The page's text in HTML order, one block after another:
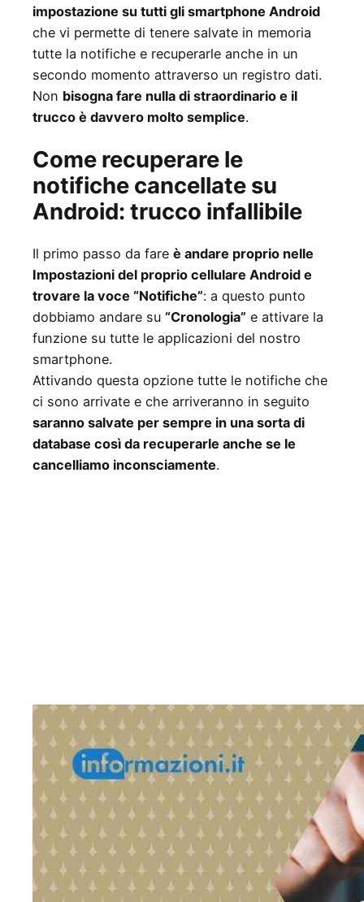
impostazione su tutti gli smartphone Android
che vi permette di tenere salvate in memoria
tutte la notifiche e recuperarle anche in un
secondo momento attraverso un registro dati.
Non bisogna fare nulla di straordinario e il
trucco è davvero molto semplice.
Come recuperare le
notifiche cancellate su
Android: trucco infallibile
Il primo passo da fare è andare proprio nelle
Impostazioni del proprio cellulare Android e
trovare la voce “Notifiche”: a questo punto
dobbiamo andare su “Cronologia” e attivare la
funzione su tutte le applicazioni del nostro
smartphone.
Attivando questa opzione tutte le notifiche che
ci sono arrivate e che arriveranno in seguito
saranno salvate per sempre in una sorta di
database così da recuperarle anche se le
cancelliamo inconsciamente.